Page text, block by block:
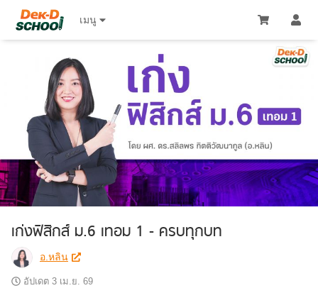
เมนู
เก่งฟิสิกส์ ม.6 เทอม 1 - ครบทุกบท
อ.หลิน
อัปเดต 3 เม.ย. 69